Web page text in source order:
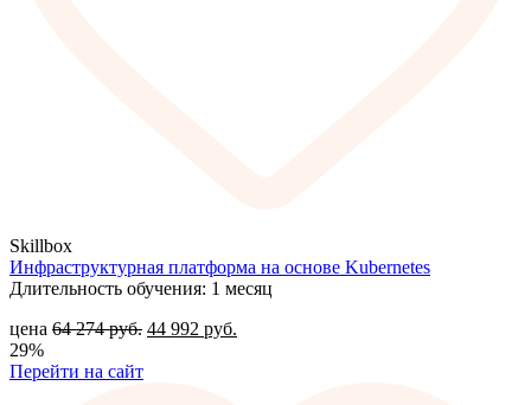
Skillbox
Инфраструктурная платформа на основе Kubernetes
Длительность обучения: 1 месяц
цена 64 274руб. 44 992 руб.
29%
Перейти на сайт